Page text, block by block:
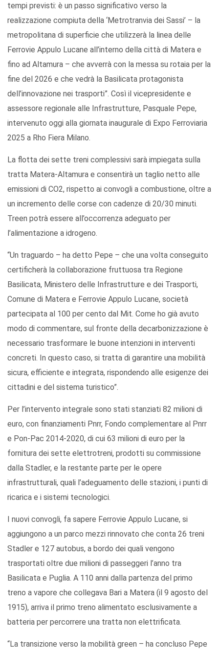
tempi previsti: è un passo significativo verso la
realizzazione compiuta della ‘Metrotranvia dei Sassi’ – la
metropolitana di superficie che utilizzerà la linea delle
Ferrovie Appulo Lucane all’interno della città di Matera e
fino ad Altamura – che avverrà con la messa su rotaia per la
fine del 2026 e che vedrà la Basilicata protagonista
dell’innovazione nei trasporti”. Così il vicepresidente e
assessore regionale alle Infrastrutture, Pasquale Pepe,
intervenuto oggi alla giornata inaugurale di Expo Ferroviaria
2025 a Rho Fiera Milano.
La flotta dei sette treni complessivi sarà impiegata sulla
tratta Matera-Altamura e consentirà un taglio netto alle
emissioni di CO2, rispetto ai convogli a combustione, oltre a
un incremento delle corse con cadenze di 20/30 minuti.
Treen potrà essere all’occorrenza adeguato per
l’alimentazione a idrogeno.
“Un traguardo – ha detto Pepe – che una volta conseguito
certificherà la collaborazione fruttuosa tra Regione
Basilicata, Ministero delle Infrastrutture e dei Trasporti,
Comune di Matera e Ferrovie Appulo Lucane, società
partecipata al 100 per cento dal Mit. Come ho già avuto
modo di commentare, sul fronte della decarbonizzazione è
necessario trasformare le buone intenzioni in interventi
concreti. In questo caso, si tratta di garantire una mobilità
sicura, efficiente e integrata, rispondendo alle esigenze dei
cittadini e del sistema turistico”.
Per l’intervento integrale sono stati stanziati 82 milioni di
euro, con finanziamenti Pnrr, Fondo complementare al Pnrr
e Pon-Pac 2014-2020, di cui 63 milioni di euro per la
fornitura dei sette elettrotreni, prodotti su commissione
dalla Stadler, e la restante parte per le opere
infrastrutturali, quali l’adeguamento delle stazioni, i punti di
ricarica e i sistemi tecnologici.
I nuovi convogli, fa sapere Ferrovie Appulo Lucane, si
aggiungono a un parco mezzi rinnovato che conta 26 treni
Stadler e 127 autobus, a bordo dei quali vengono
trasportati oltre due milioni di passeggeri l’anno tra
Basilicata e Puglia. A 110 anni dalla partenza del primo
treno a vapore che collegava Bari a Matera (il 9 agosto del
1915), arriva il primo treno alimentato esclusivamente a
batteria per percorrere una tratta non elettrificata.
“La transizione verso la mobilità green – ha concluso Pepe